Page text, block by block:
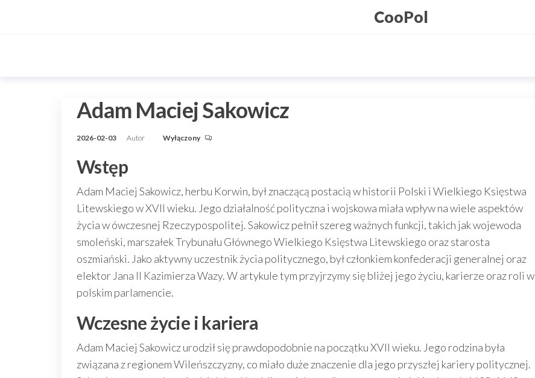
CooPol
Adam Maciej Sakowicz
2026-02-03 Autor Wyłączony
Wstęp
Adam Maciej Sakowicz, herbu Korwin, był znaczącą postacią w historii Polski i Wielkiego Księstwa
Litewskiego w XVII wieku. Jego działalność polityczna i wojskowa miała wpływ na wiele aspektów
życia w ówczesnej Rzeczypospolitej. Sakowicz pełnił szereg ważnych funkcji, takich jak wojewoda
smoleński, marszałek Trybunału Głównego Wielkiego Księstwa Litewskiego oraz starosta
oszmiański. Jako aktywny uczestnik życia politycznego, był członkiem konfederacji generalnej oraz
elektor Jana II Kazimierza Wazy. W artykule tym przyjrzymy się bliżej jego życiu, karierze oraz roli w
polskim parlamencie.
Wczesne życie i kariera
Adam Maciej Sakowicz urodził się prawdopodobnie na początku XVII wieku. Jego rodzina była
związana z regionem Wileńszczyzny, co miało duże znaczenie dla jego przyszłej kariery politycznej.